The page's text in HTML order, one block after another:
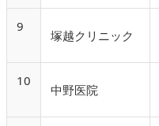
9
塚越クリニック
10
中野医院